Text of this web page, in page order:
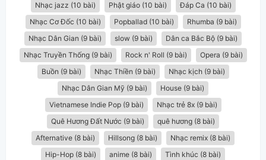
Nhạc jazz (10 bài)
Phật giáo (10 bài)
Đáp Ca (10 bài)
Nhạc Cơ Đốc (10 bài)
Popballad (10 bài)
Rhumba (9 bài)
Nhạc Dân Gian (9 bài)
slow (9 bài)
Dân ca Bắc Bộ (9 bài)
Nhạc Truyền Thống (9 bài)
Rock n' Roll (9 bài)
Opera (9 bài)
Buồn (9 bài)
Nhạc Thiền (9 bài)
Nhạc kịch (9 bài)
Nhạc Dân Gian Mỹ (9 bài)
House (9 bài)
Vietnamese Indie Pop (9 bài)
Nhạc trẻ 8x (9 bài)
Quê Hương Đất Nước (9 bài)
quê hương (8 bài)
Afternative (8 bài)
Hillsong (8 bài)
Nhạc remix (8 bài)
Hip-Hop (8 bài)
anime (8 bài)
Tình khúc (8 bài)